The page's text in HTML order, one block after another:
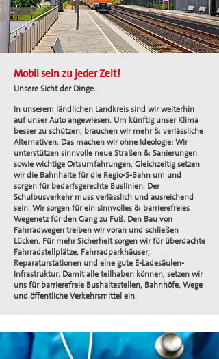
Mobil sein zu jeder Zeit!
Unsere Sicht der Dinge.
In unserem ländlichen Landkreis sind wir weiterhin
auf unser Auto angewiesen. Um künftig unser Klima
besser zu schützen, brauchen wir mehr & verlässliche
Alternativen. Das machen wir ohne Ideologie: Wir
unterstützen sinnvolle neue Straßen & Sanierungen
sowie wichtige Ortsumfahrungen. Gleichzeitig setzen
wir die Bahnhalte für die Regio-S-Bahn um und
sorgen für bedarfsgerechte Buslinien. Der
Schulbusverkehr muss verlässlich und ausreichend
sein. Wir sorgen für ein sinnvolles & barrierefreies
Wegenetz für den Gang zu Fuß. Den Bau von
Fahrradwegen treiben wir voran und schließen
Lücken. Für mehr Sicherheit sorgen wir für überdachte
Fahrradstellplätze, Fahrradparkhäuser,
Reparaturstationen und eine gute E-Ladesäulen-
Infrastruktur. Damit alle teilhaben können, setzen wir
uns für barrierefreie Bushaltestellen, Bahnhöfe, Wege
und öffentliche Verkehrsmittel ein.